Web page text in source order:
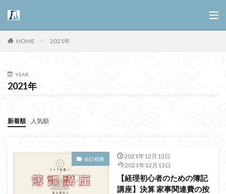
HOME 2021年
YEAR
2021年
新着順 人気順
会計税務
2021年12月13日
2021年12月13日
【経理初心者のための簿記
講座】決算 家事関連費の按